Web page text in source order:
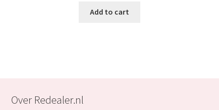
was:
Add to cart
Over Redealer.nl